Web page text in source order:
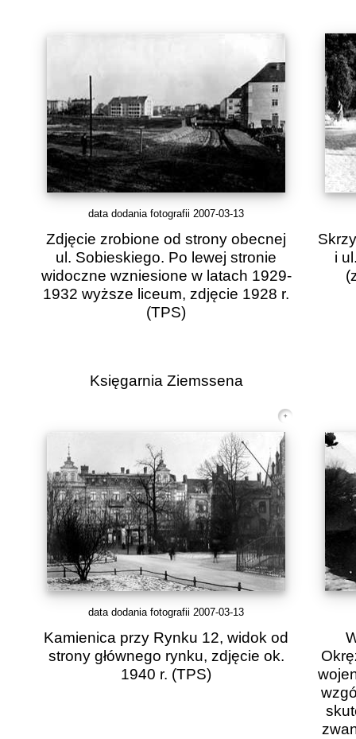
data dodania fotografii 2007-03-13
Zdjęcie zrobione od strony obecnej
ul. Sobieskiego. Po lewej stronie
widoczne wzniesione w latach 1929-
1932 wyższe liceum, zdjęcie 1928 r.
(TPS)
i
Księgarnia Ziemssena
data dodania fotografii 2007-03-13
Kamienica przy Rynku 12, widok od
strony głównego rynku, zdjęcie ok.
1940 r. (TPS)